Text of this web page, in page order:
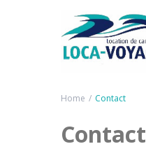
Home Contact
Contact